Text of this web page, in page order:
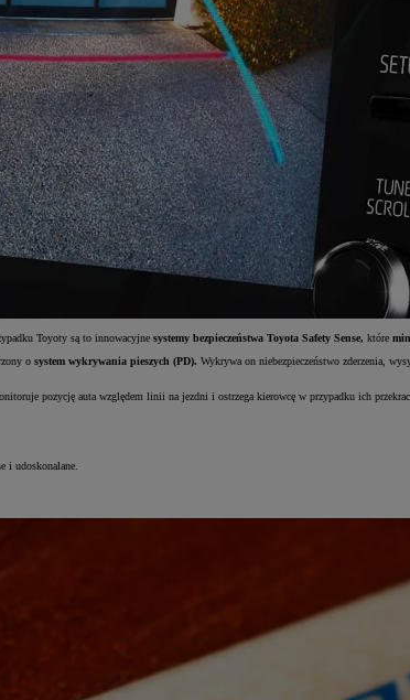
Toyoty są to innowacyjne systemy bezpieczeństwa Toyota Safety Sense, które
o system wykrywania pieszych (PD). Wykrywa on niebezpieczeństwo zderzenia,
pozycję auta względem linii na jezdni i ostrzega kierowcę w przypadku ich
i udoskonalane.